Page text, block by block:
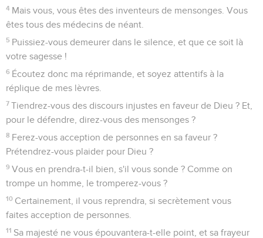
4 Mais vous, vous êtes des inventeurs de mensonges. Vous
êtes tous des médecins de néant.
5 Puissiez-vous demeurer dans le silence, et que ce soit là
votre sagesse !
6 Écoutez donc ma réprimande, et soyez attentifs à la
réplique de mes lèvres.
7 Tiendrez-vous des discours injustes en faveur de Dieu ? Et,
pour le défendre, direz-vous des mensonges ?
8 Ferez-vous acception de personnes en sa faveur ?
Prétendrez-vous plaider pour Dieu ?
9 Vous en prendra-t-il bien, s'il vous sonde ? Comme on
trompe un homme, le tromperez-vous ?
10 Certainement, il vous reprendra, si secrètement vous
faites acception de personnes.
11 Sa majesté ne vous épouvantera-t-elle point, et sa frayeur